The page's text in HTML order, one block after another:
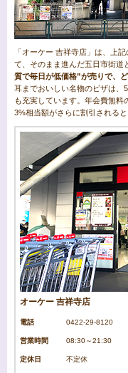
「オーケー 吉祥寺店」は、上
て、そのまま進んだ五日市街道
質で毎日が低価格”が売りで、
耳までおいしい名物のピザは、
も充実しています。年会費無
3%相当額がさらに割引される
オーケー 吉祥寺店
電話 0422-29-8120
営業時間 08:30～21:30
定休日 不定休